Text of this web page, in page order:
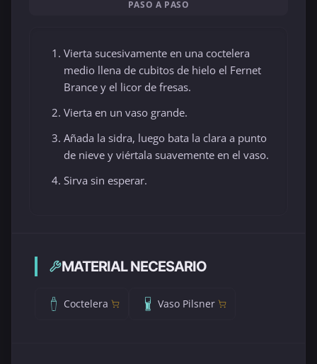
PASO A PASO
Vierta sucesivamente en una coctelera
medio llena de cubitos de hielo el Fernet
Brance y el licor de fresas.
Vierta en un vaso grande.
Añada la sidra, luego bata la clara a punto
de nieve y viértala suavemente en el vaso.
Sirva sin esperar.
MATERIAL NECESARIO
Coctelera Vaso Pilsner